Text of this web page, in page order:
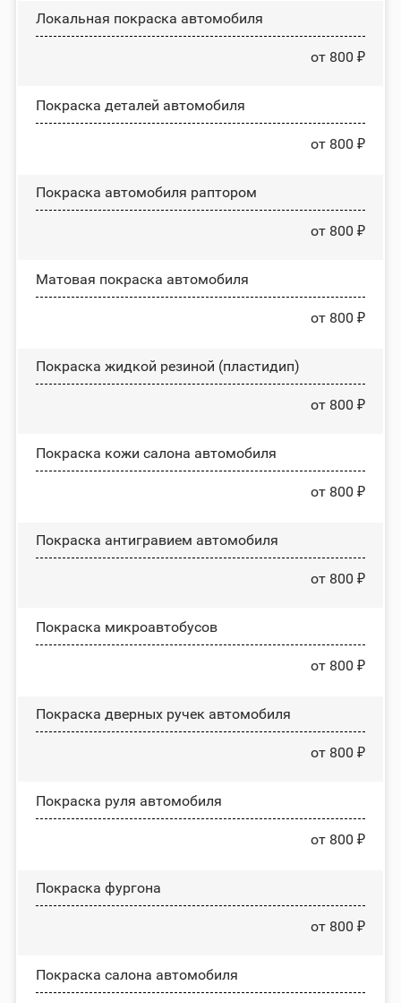
Локальная покраска автомобиля
от 800 ₽
Покраска деталей автомобиля
от 800 ₽
Покраска автомобиля раптором
от 800 ₽
Матовая покраска автомобиля
от 800 ₽
Покраска жидкой резиной (пластидип)
от 800 ₽
Покраска кожи салона автомобиля
от 800 ₽
Покраска антигравием автомобиля
от 800 ₽
Покраска микроавтобусов
от 800 ₽
Покраска дверных ручек автомобиля
от 800 ₽
Покраска руля автомобиля
от 800 ₽
Покраска фургона
от 800 ₽
Покраска салона автомобиля